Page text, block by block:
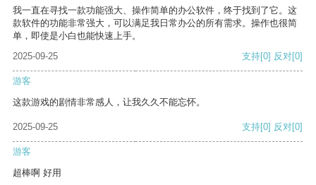
我一直在寻找一款功能强大、操作简单的办公软件，终于找到了它。这
款软件的功能非常强大，可以满足我日常办公的所有需求。操作也很简
单，即使是小白也能快速上手。
2025-09-25
支持[0] 反对[0]
游客
这款游戏的剧情非常感人，让我久久不能忘怀。
2025-09-25 支持[0] 反对[0]
游客
超棒啊 好用